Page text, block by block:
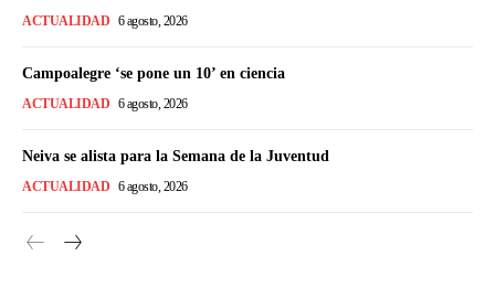
ACTUALIDAD 6 agosto, 2026
Campoalegre ‘se pone un 10’ en ciencia
ACTUALIDAD 6 agosto, 2026
Neiva se alista para la Semana de la Juventud
ACTUALIDAD 6 agosto, 2026